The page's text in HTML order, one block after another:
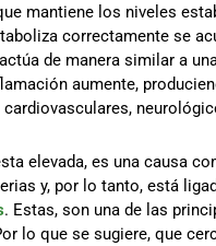
mantiene los niveles
correctamente se
de manera similar a
aumente,
elevada, es una causa
y, por lo tanto, está
. Estas, son una de las
lo que se sugiere, que